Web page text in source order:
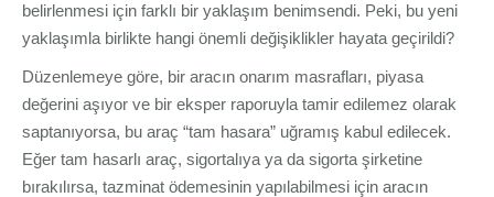
belirlenmesi için farklı bir yaklaşım benimsendi. Peki, bu yeni
yaklaşımla birlikte hangi önemli değişiklikler hayata geçirildi?
Düzenlemeye göre, bir aracın onarım masrafları, piyasa
değerini aşıyor ve bir eksper raporuyla tamir edilemez olarak
saptanıyorsa, bu araç “tam hasara” uğramış kabul edilecek.
Eğer tam hasarlı araç, sigortalıya ya da sigorta şirketine
bırakılırsa, tazminat ödemesinin yapılabilmesi için aracın